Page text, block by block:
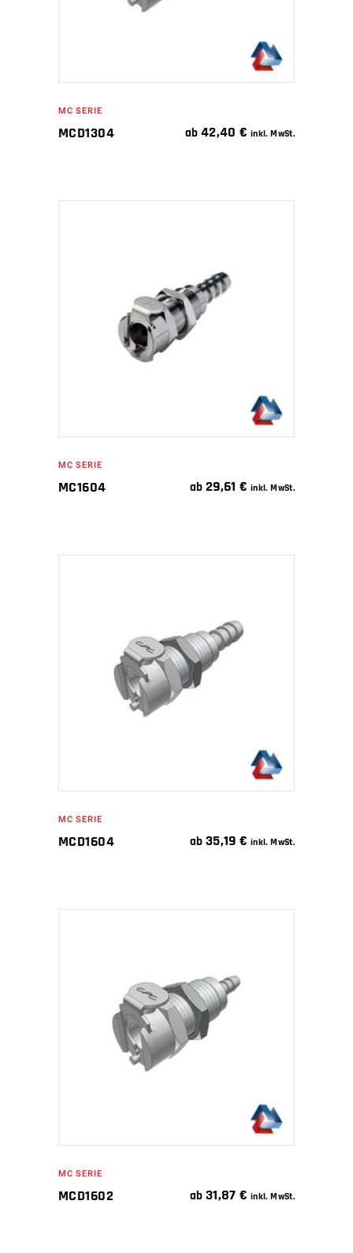
MC SERIE
MCD1304 ab 42,40€ inkl. MwSt.
IN DEN WARENKORB
MC SERIE
MC1604 ab 29,61€ inkl. MwSt.
IN DEN WARENKORB
MC SERIE
MCD1604 ab 35,19€ inkl. MwSt.
IN DEN WARENKORB
MC SERIE
MCD1602 ab 31,87€ inkl. MwSt.